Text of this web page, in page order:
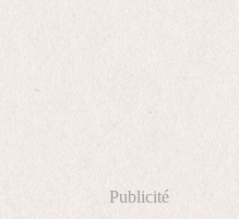
Publicité